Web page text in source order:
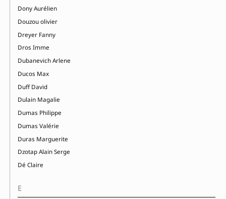
Dony Aurélien
Douzou olivier
Dreyer Fanny
Dros Imme
Dubanevich Arlene
Ducos Max
Duff David
Dulain Magalie
Dumas Philippe
Dumas Valérie
Duras Marguerite
Dzotap Alain Serge
Dé Claire
E